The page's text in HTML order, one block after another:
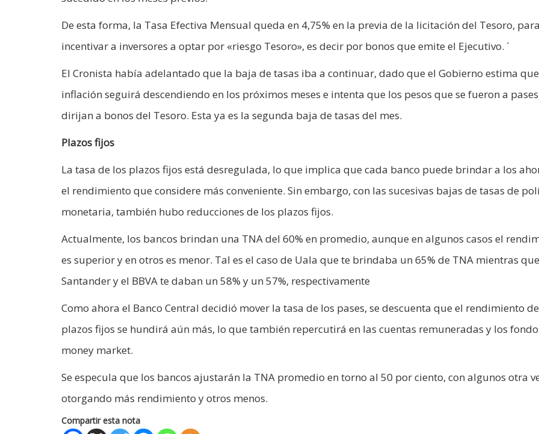
De esta forma, la Tasa Efectiva Mensual queda en 4,75% en la previa de la licitación del Tesoro,
incentivar a inversores a optar por «riesgo Tesoro», es decir por bonos que emite el Ejecutivo. ´
El Cronista había adelantado que la baja de tasas iba a continuar, dado que el Gobierno estima
inflación seguirá descendiendo en los próximos meses e intenta que los pesos que se fueron a
dirijan a bonos del Tesoro. Esta ya es la segunda baja de tasas del mes.
Plazos fijos
La tasa de los plazos fijos está desregulada, lo que implica que cada banco puede brindar a los
el rendimiento que considere más conveniente. Sin embargo, con las sucesivas bajas de tasas de
monetaria, también hubo reducciones de los plazos fijos.
Actualmente, los bancos brindan una TNA del 60% en promedio, aunque en algunos casos el
es superior y en otros es menor. Tal es el caso de Uala que te brindaba un 65% de TNA mientras
Santander y el BBVA te daban un 58% y un 57%, respectivamente
Como ahora el Banco Central decidió mover la tasa de los pases, se descuenta que el rendimiento
plazos fijos se hundirá aún más, lo que también repercutirá en las cuentas remuneradas y los
money market.
Se especula que los bancos ajustarán la TNA promedio en torno al 50 por ciento, con algunos otra
otorgando más rendimiento y otros menos.
Compartir esta nota